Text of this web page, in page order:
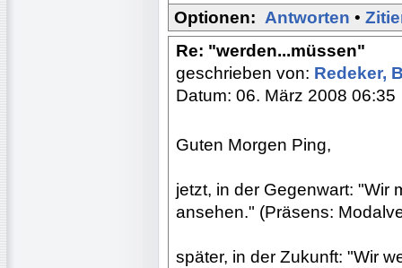
Optionen: Antworten •
Re: "werden...müssen"
geschrieben von: Redeker,
Datum: 06. März 2008 06:35
Guten Morgen Ping,
jetzt, in der Gegenwart: "Wir
ansehen." (Präsens:
später, in der Zukunft: "Wir